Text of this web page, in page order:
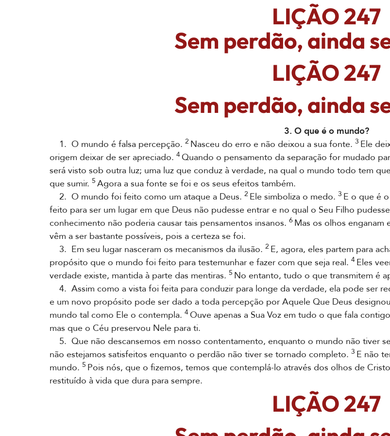
LIÇÃO 247
Sem perdão, ainda
LIÇÃO 247
Sem perdão, ainda
3. O que é o mundo?
1. O mundo é falsa percepção. 2 Nasceu do erro e não deixou a sua fonte. 3 Ele
origem deixar de ser apreciado. 4Quando o pensamento da separação for mudado
será visto sob outra luz; uma luz que conduz à verdade, na qual o mundo todo tem
que sumir. 5 Agora a sua fonte se foi e os seus efeitos também.
2. O mundo foi feito como um ataque a Deus. 2 Ele simboliza o medo. 3 E o que é
feito para ser um lugar em que Deus não pudesse entrar e no qual o Seu Filho
conhecimento não poderia causar tais pensamentos insanos. 6 Mas os olhos enganam
vêm a ser bastante possíveis, pois a certeza se foi.
3. Em seu lugar nasceram os mecanismos da ilusão. 2 E, agora, eles partem para
propósito que o mundo foi feito para testemunhar e fazer com que seja real. 4 Eles
verdade existe, mantida à parte das mentiras. 5 No entanto, tudo o que transmitem é
4. Assim como a vista foi feita para conduzir para longe da verdade, ela pode ser
e um novo propósito pode ser dado a toda percepção por Aquele Que Deus
mundo tal como Ele o contempla. 4Ouve apenas a Sua Voz em tudo o que fala
mas que o Céu preservou Nele para ti.
5. Que não descansemos em nosso contentamento, enquanto o mundo não tiver
não estejamos satisfeitos enquanto o perdão não tiver se tornado completo. 3 E não
mundo. 5 Pois nós, que o fizemos, temos que contemplá-lo através dos olhos de
restituído à vida que dura para sempre.
LIÇÃO 247